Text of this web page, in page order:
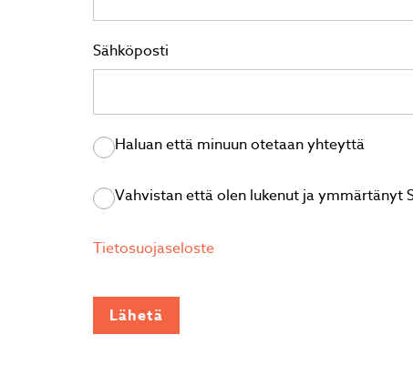
Sähköposti
Haluan että minuun otetaan yhteyttä
Vahvistan että olen lukenut ja ymmärtänyt
Tietosuojaseloste
Lähetä